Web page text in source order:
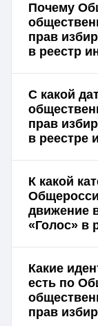
Почему
прав
в реестр
С какой
прав
в реестре
К какой
движение
«Голос» в
Какие
есть по
прав